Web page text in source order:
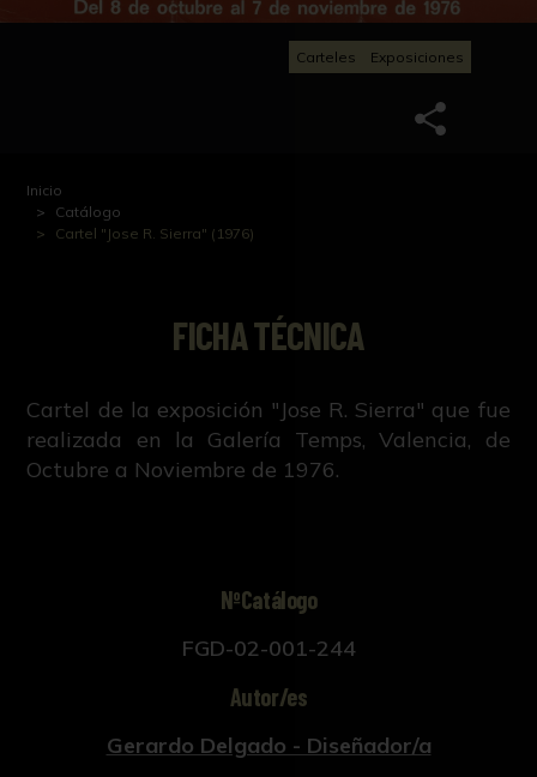
Carteles Exposiciones
Inicio
Catálogo
Cartel "Jose R. Sierra" (1976)
FICHA TÉCNICA
Cartel de la exposición "Jose R. Sierra" que fue
realizada en la Galería Temps, Valencia, de
Octubre a Noviembre de 1976.
NºCatálogo
FGD-02-001-244
Autor/es
Gerardo Delgado - Diseñador/a